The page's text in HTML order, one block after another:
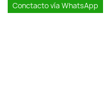
Conctacto vía WhatsApp